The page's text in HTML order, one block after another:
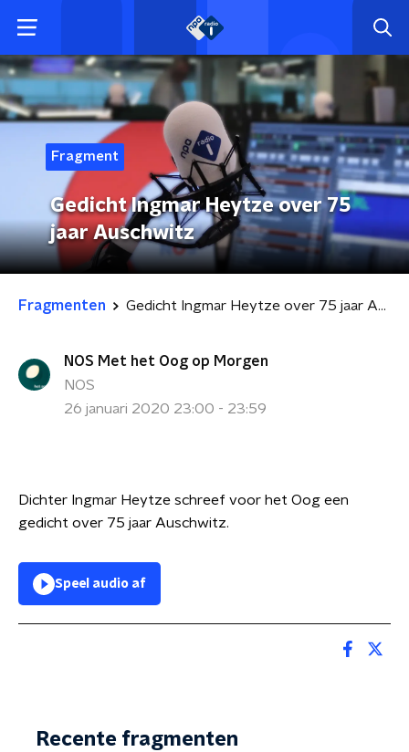
Fragment
Gedicht Ingmar Heytze over 75
jaar Auschwitz
Fragmenten Gedicht Ingmar Heytze over 75 jaar Auschwitz
NOS Met het Oog op Morgen
NOS
26 januari 2020 23:00 - 23:59
Dichter Ingmar Heytze schreef voor het Oog een
gedicht over 75 jaar Auschwitz.
Speel audio af
Recente fragmenten